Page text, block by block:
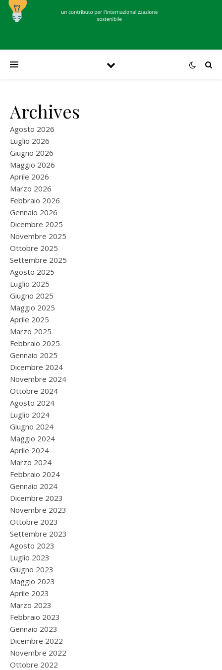
Archives
Agosto 2026
Luglio 2026
Giugno 2026
Maggio 2026
Aprile 2026
Marzo 2026
Febbraio 2026
Gennaio 2026
Dicembre 2025
Novembre 2025
Ottobre 2025
Settembre 2025
Agosto 2025
Luglio 2025
Giugno 2025
Maggio 2025
Aprile 2025
Marzo 2025
Febbraio 2025
Gennaio 2025
Dicembre 2024
Novembre 2024
Ottobre 2024
Agosto 2024
Luglio 2024
Giugno 2024
Maggio 2024
Aprile 2024
Marzo 2024
Febbraio 2024
Gennaio 2024
Dicembre 2023
Novembre 2023
Ottobre 2023
Settembre 2023
Agosto 2023
Luglio 2023
Giugno 2023
Maggio 2023
Aprile 2023
Marzo 2023
Febbraio 2023
Gennaio 2023
Dicembre 2022
Novembre 2022
Ottobre 2022